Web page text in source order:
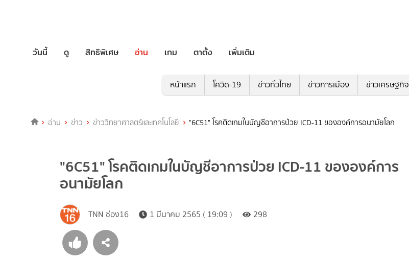
วันนี้ ดู สิทธิพิเศษ อ่าน เกม ตาตั้ง เพิ่มเติม
หน้าแรก โควิด-19 ข่าวทั่วไทย ข่าวการเมือง ข่าวเศรษฐกิจ
อ่าน ข่าว ข่าววิทยาศาสตร์และเทคโนโลยี "6C51" โรคติดเกมในบัญชีอาการป่วย ICD-11 ขององค์การอนามัยโลก
"6C51" โรคติดเกมในบัญชีอาการป่วย ICD-11 ขององค์การ
อนามัยโลก
TNN ช่อง16 1 มีนาคม 2565 ( 19:09 ) 298